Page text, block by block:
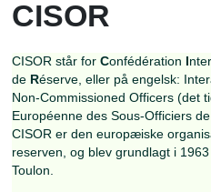
CISOR står for C
deRéserve, eller på
Non-Commissioned Officers
Européenne des Sous-